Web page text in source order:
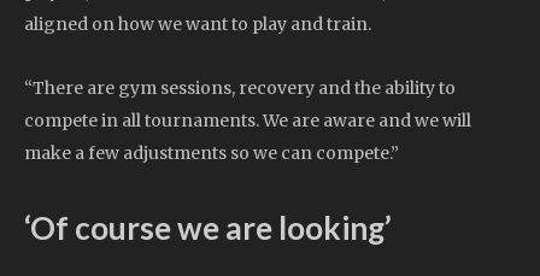
aligned on how we want to play and train.
“There are gym sessions, recovery and the ability to
compete in all tournaments. We are aware and we will
make a few adjustments so we can compete.”
‘Of course we are looking’